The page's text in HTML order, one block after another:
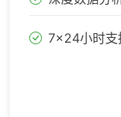
7×24小时支